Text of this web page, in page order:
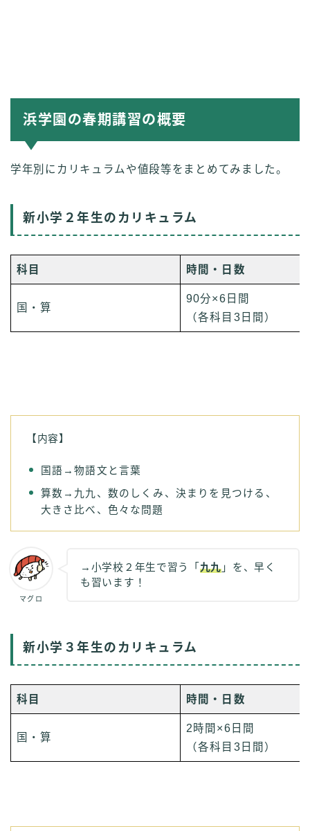
浜学園の春期講習の概要
学年別にカリキュラムや値段等をまとめてみました。
新小学２年生のカリキュラム
科目 時間・日数
国・算
90分×6日間
（各科目3日間）
【内容】
国語→物語文と言葉
算数→九九、数のしくみ、決まりを見つける、
大きさ比べ、色々な問題
マグロ
→小学校２年生で習う「 九九 」を、早く
も習います！
新小学３年生のカリキュラム
科目 時間・日数
国・算
2時間×6日間
（各科目3日間）